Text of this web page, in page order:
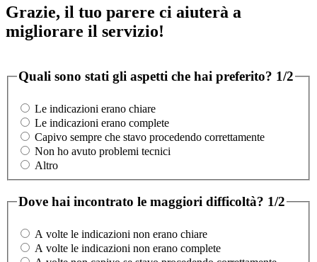
Grazie, il tuo parere ci aiuterà a
migliorare il servizio!
Quali sono stati gli aspetti che hai preferito? 1/2
Le indicazioni erano chiare
Le indicazioni erano complete
Capivo sempre che stavo procedendo correttamente
Non ho avuto problemi tecnici
Altro
Dove hai incontrato le maggiori difficoltà? 1/2
A volte le indicazioni non erano chiare
A volte le indicazioni non erano complete